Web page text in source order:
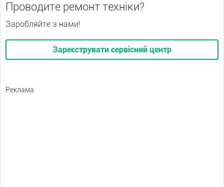
Проводите ремонт техніки?
Заробляйте з нами!
Зареєструвати сервісний центр
Реклама